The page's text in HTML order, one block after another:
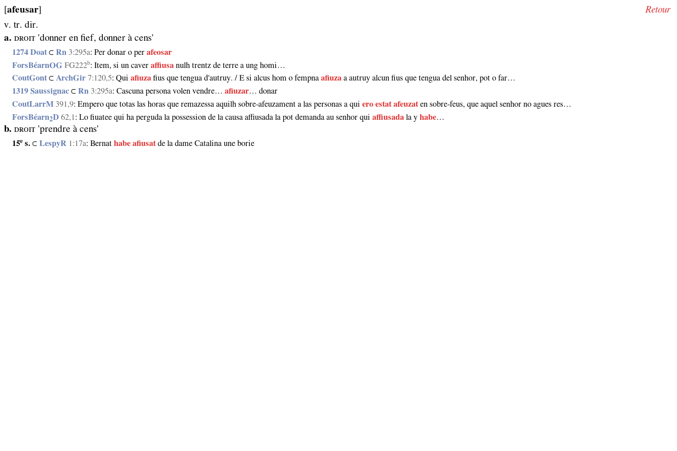
[afeusar]
Retour
v. tr. dir.
a. ᴅʀᴏɪᴛ 'donner en fief, donner à cens'
1274 Doat ⊂Rn 3:295a: Per donar o perafeosar
ForsBéarnOG FG222b: Item, si un caveraffiusa nulh trentz de terre a ung homi…
CoutGont ⊂ArchGir 7:120,5: Quiafiuza fius que tengua d'autruy. / E si alcus hom o fempnaafiuza a autruy alcun fius que tengua del senhor, pot o far…
1319 Saussignac ⊂Rn 3:295a: Cascuna persona volen vendre…afiuzar… donar
CoutLarrM 391,9: Empero que totas las horas que remazessa aquilh sobre‑afeuzament a las personas a quiero estat afeuzaten sobre‑feus, que aquel senhor no agues res…
ForsBéarn2D 62,1 : Lo fiuatee qui ha perguda la possession de la causa affiusada la pot demanda au senhor quiaffiusada la yhabe…
b. ᴅʀᴏɪᴛ 'prendre à cens'
15e s. ⊂LespyR 1:17a: Bernathabe afiusatde la dame Catalina une borie